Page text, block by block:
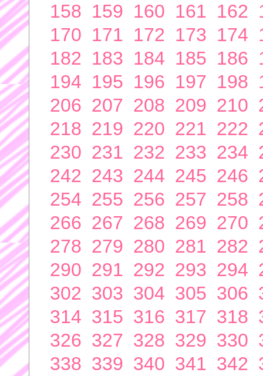
158 159 160 161 162
170 171 172 173 174
182 183 184 185 186
194 195 196 197 198
206 207 208 209 210
218 219 220 221 222
230 231 232 233 234
242 243 244 245 246
254 255 256 257 258
266 267 268 269 270
278 279 280 281 282
290 291 292 293 294
302 303 304 305 306
314 315 316 317 318
326 327 328 329 330
338 339 340 341 342